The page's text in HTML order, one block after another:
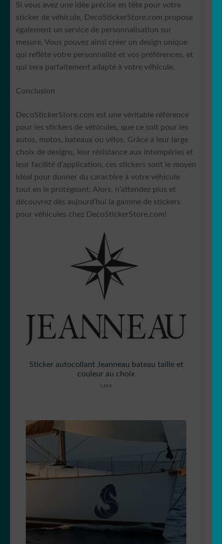
Si vous avez une idée précise en tête pour votre
sticker de véhicule, DecoStickerStore.com propose
également un service de personnalisation sur
mesure. Vous pouvez ainsi créer un design unique
qui reflète votre personnalité et vos préférences, et
qui sera parfaitement adapté à votre véhicule.
Conclusion
DecoStickerStore.com est une véritable référence
pour les stickers de véhicules, que ce soit pour les
autos, motos, bateaux ou vélos. Grâce à leur large
choix de designs, leur résistance aux intempéries et
leur facilité d’application, ces stickers sont le moyen
idéal pour donner du caractère à votre véhicule
tout en le protégeant. Alors, n’attendez plus et
découvrez dès aujourd’hui la gamme de stickers
pour véhicules chez DecoStickerStore.com!
Sticker autocollant Jeanneau bateau taille et
couleur au choix
5,50 €